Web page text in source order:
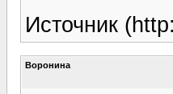
Источник
Воронина